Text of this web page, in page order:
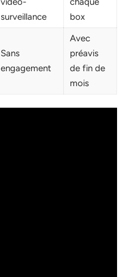
surveillance
box
Sans
engagement
Avec
préavis
de fin de
mois